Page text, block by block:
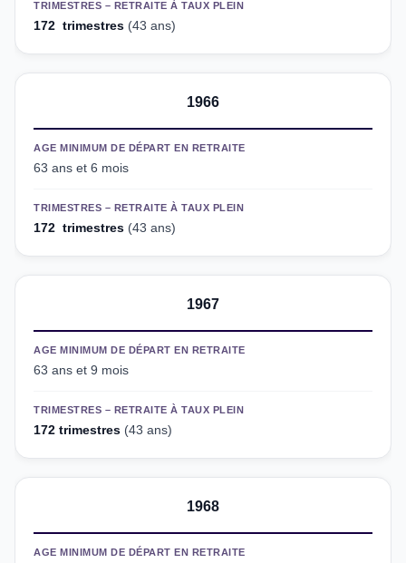
TRIMESTRES – RETRAITE À TAUX PLEIN
172 trimestres (43 ans)
1966
AGE MINIMUM DE DÉPART EN RETRAITE
63 ans et 6 mois
TRIMESTRES – RETRAITE À TAUX PLEIN
172 trimestres (43 ans)
1967
AGE MINIMUM DE DÉPART EN RETRAITE
63 ans et 9 mois
TRIMESTRES – RETRAITE À TAUX PLEIN
172 trimestres (43 ans)
1968
AGE MINIMUM DE DÉPART EN RETRAITE